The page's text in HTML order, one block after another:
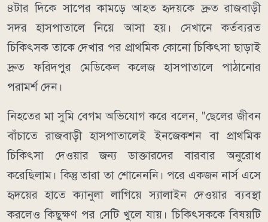
৪টার দিকে সাপের কামড়ে আহত হৃদয়কে দ্রুত রাজবাড়ী
সদর হাসপাতালে নিয়ে আসা হয়। সেখানে কর্তব্যরত
চিকিৎসক তাকে দেখার পর প্রাথমিক কোনো চিকিৎসা ছাড়াই
দ্রুত ফরিদপুর মেডিকেল কলেজ হাসপাতালে পাঠানোর
পরামর্শ দেন।
নিহতের মা সুমি বেগম অভিযোগ করে বলেন, "ছেলের জীবন
বাঁচাতে রাজবাড়ী হাসপাতালেই ইনজেকশন বা প্রাথমিক
চিকিৎসা দেওয়ার জন্য ডাক্তারদের বারবার অনুরোধ
করেছিলাম। কিন্তু তারা তা শোনেননি। পরে একজন নার্স এসে
হৃদয়ের হাতে ক্যানুলা লাগিয়ে স্যালাইন দেওয়ার ব্যবস্থা
করলেও কিছুক্ষণ পর সেটি খুলে যায়। চিকিৎসককে বিষয়টি